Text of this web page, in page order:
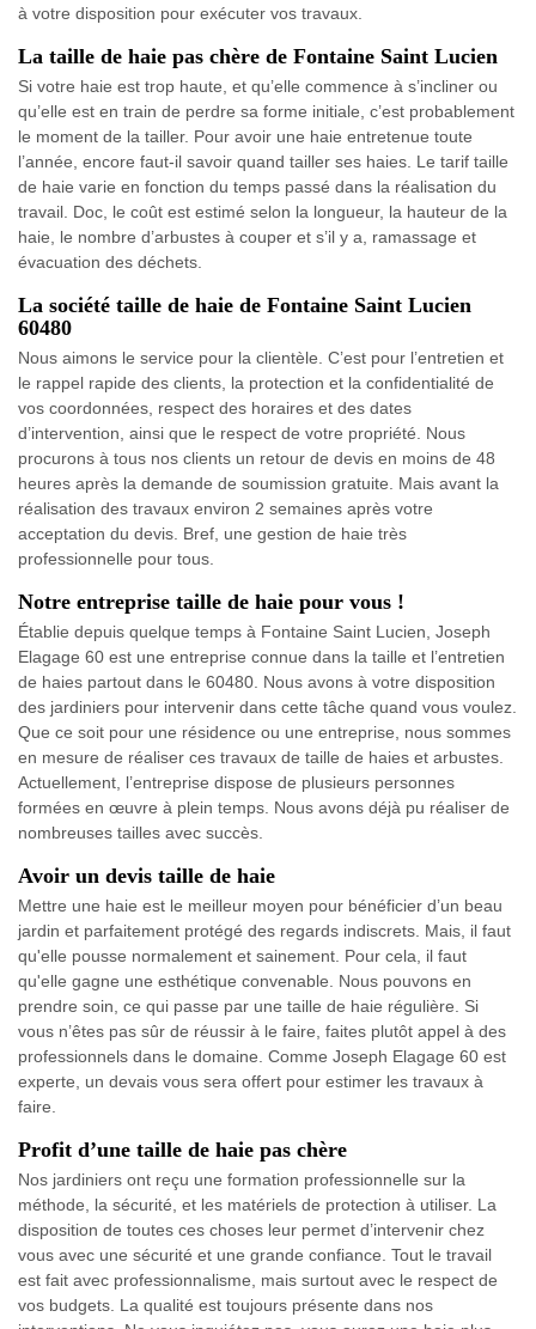
à votre disposition pour exécuter vos travaux.
La taille de haie pas chère de Fontaine Saint Lucien
Si votre haie est trop haute, et qu’elle commence à s’incliner ou
qu’elle est en train de perdre sa forme initiale, c’est probablement
le moment de la tailler. Pour avoir une haie entretenue toute
l’année, encore faut-il savoir quand tailler ses haies. Le tarif taille
de haie varie en fonction du temps passé dans la réalisation du
travail. Doc, le coût est estimé selon la longueur, la hauteur de la
haie, le nombre d’arbustes à couper et s’il y a, ramassage et
évacuation des déchets.
La société taille de haie de Fontaine Saint Lucien
60480
Nous aimons le service pour la clientèle. C’est pour l’entretien et
le rappel rapide des clients, la protection et la confidentialité de
vos coordonnées, respect des horaires et des dates
d’intervention, ainsi que le respect de votre propriété. Nous
procurons à tous nos clients un retour de devis en moins de 48
heures après la demande de soumission gratuite. Mais avant la
réalisation des travaux environ 2 semaines après votre
acceptation du devis. Bref, une gestion de haie très
professionnelle pour tous.
Notre entreprise taille de haie pour vous !
Établie depuis quelque temps à Fontaine Saint Lucien, Joseph
Elagage 60 est une entreprise connue dans la taille et l’entretien
de haies partout dans le 60480. Nous avons à votre disposition
des jardiniers pour intervenir dans cette tâche quand vous voulez.
Que ce soit pour une résidence ou une entreprise, nous sommes
en mesure de réaliser ces travaux de taille de haies et arbustes.
Actuellement, l’entreprise dispose de plusieurs personnes
formées en œuvre à plein temps. Nous avons déjà pu réaliser de
nombreuses tailles avec succès.
Avoir un devis taille de haie
Mettre une haie est le meilleur moyen pour bénéficier d’un beau
jardin et parfaitement protégé des regards indiscrets. Mais, il faut
qu'elle pousse normalement et sainement. Pour cela, il faut
qu'elle gagne une esthétique convenable. Nous pouvons en
prendre soin, ce qui passe par une taille de haie régulière. Si
vous n’êtes pas sûr de réussir à le faire, faites plutôt appel à des
professionnels dans le domaine. Comme Joseph Elagage 60 est
experte, un devais vous sera offert pour estimer les travaux à
faire.
Profit d’une taille de haie pas chère
Nos jardiniers ont reçu une formation professionnelle sur la
méthode, la sécurité, et les matériels de protection à utiliser. La
disposition de toutes ces choses leur permet d’intervenir chez
vous avec une sécurité et une grande confiance. Tout le travail
est fait avec professionnalisme, mais surtout avec le respect de
vos budgets. La qualité est toujours présente dans nos